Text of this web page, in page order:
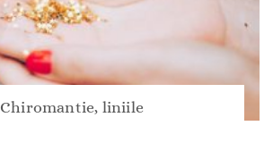
Chiromantie, liniile